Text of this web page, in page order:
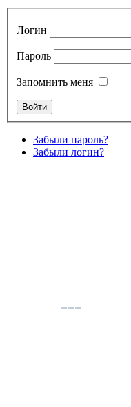
Логин
Пароль
Запомнить меня
Забыли пароль?
Забыли логин?